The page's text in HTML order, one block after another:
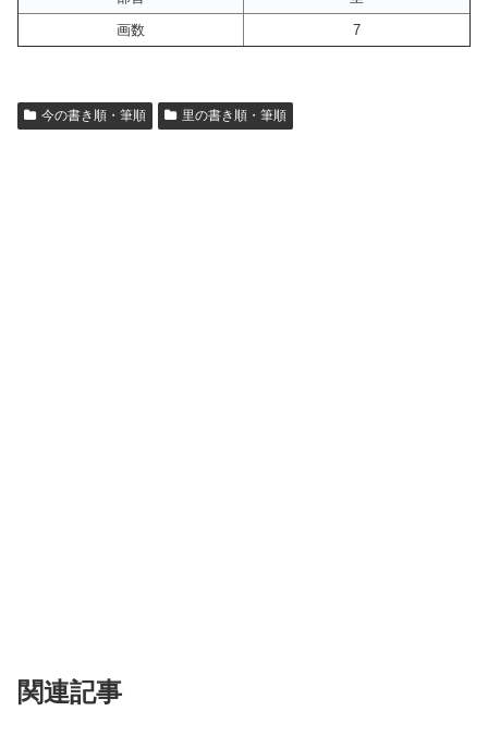
画数
7
今の書き順・筆順 里の書き順・筆順
関連記事